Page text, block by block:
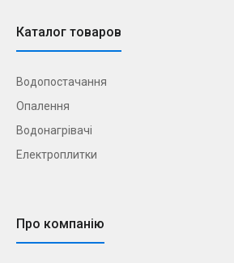
Каталог товаров
Водопостачання
Опалення
Водонагрівачі
Електроплитки
Про компанію